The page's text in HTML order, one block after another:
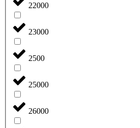
22000
23000
2500
25000
26000